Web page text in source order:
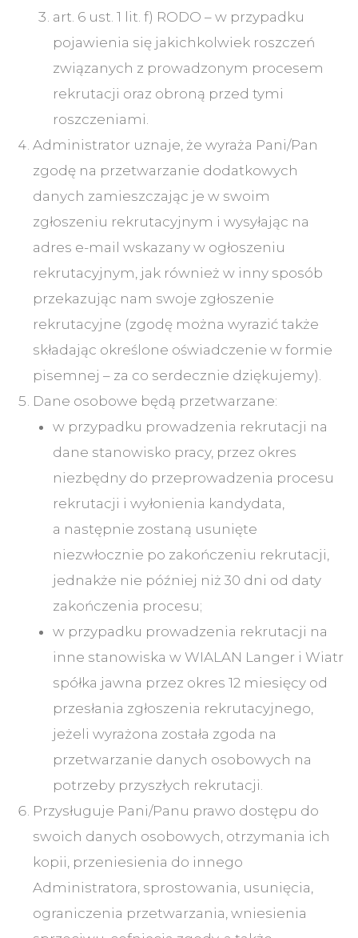
art. 6 ust. 1 lit. f) RODO – w przypadku
pojawienia się jakichkolwiek roszczeń
związanych z prowadzonym procesem
rekrutacji oraz obroną przed tymi
roszczeniami.
Administrator uznaje, że wyraża Pani/Pan
zgodę na przetwarzanie dodatkowych
danych zamieszczając je w swoim
zgłoszeniu rekrutacyjnym i wysyłając na
adres e-mail wskazany w ogłoszeniu
rekrutacyjnym, jak również w inny sposób
przekazując nam swoje zgłoszenie
rekrutacyjne (zgodę można wyrazić także
składając określone oświadczenie w formie
pisemnej – za co serdecznie dziękujemy).
Dane osobowe będą przetwarzane:
w przypadku prowadzenia rekrutacji na
dane stanowisko pracy, przez okres
niezbędny do przeprowadzenia procesu
rekrutacji i wyłonienia kandydata,
a następnie zostaną usunięte
niezwłocznie po zakończeniu rekrutacji,
jednakże nie później niż 30 dni od daty
zakończenia procesu;
w przypadku prowadzenia rekrutacji na
inne stanowiska w WIALAN Langer i Wiatr
spółka jawna przez okres 12 miesięcy od
przesłania zgłoszenia rekrutacyjnego,
jeżeli wyrażona została zgoda na
przetwarzanie danych osobowych na
potrzeby przyszłych rekrutacji.
Przysługuje Pani/Panu prawo dostępu do
swoich danych osobowych, otrzymania ich
kopii, przeniesienia do innego
Administratora, sprostowania, usunięcia,
ograniczenia przetwarzania, wniesienia